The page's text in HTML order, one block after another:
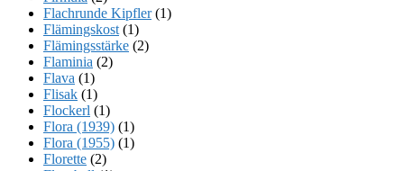
Flachrunde Kipfler(1)
Flämingskost (1)
Flämingsstärke (2)
Flaminia (2)
Flava (1)
Flisak (1)
Flockerl (1)
Flora (1939) (1)
Flora (1955) (1)
Florette (2)